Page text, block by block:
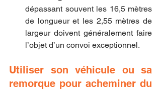
dépassant souvent les 16,5 mètres
de longueur et les 2,55 mètres de
largeur doivent généralement faire
l’objet d’un convoi exceptionnel.
Utiliser son véhicule ou sa
remorque pour acheminer du